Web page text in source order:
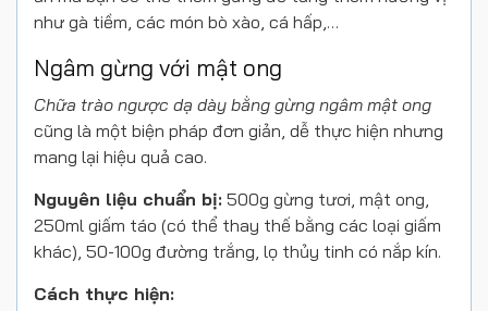
như gà tiềm, các món bò xào, cá hấp,…
Ngâm gừng với mật ong
Chữa trào ngược dạ dày bằng gừng ngâm mật ong
cũng là một biện pháp đơn giản, dễ thực hiện nhưng
mang lại hiệu quả cao.
Nguyên liệu chuẩn bị: 500g gừng tươi, mật ong,
250ml giấm táo (có thể thay thế bằng các loại giấm
khác), 50-100g đường trắng, lọ thủy tinh có nắp kín.
Cách thực hiện: